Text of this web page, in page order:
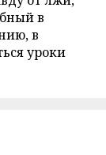
в
в
уроки